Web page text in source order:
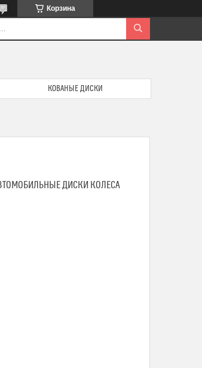
Корзина
КОВАНЫЕ ДИСКИ
ДИСКИ КОЛЕСА